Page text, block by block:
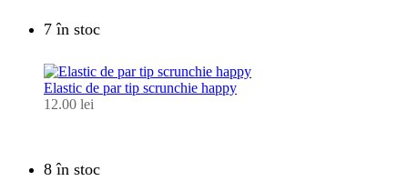
7 în stoc
Elastic de par tip scrunchie happy
12.00 lei
8 în stoc